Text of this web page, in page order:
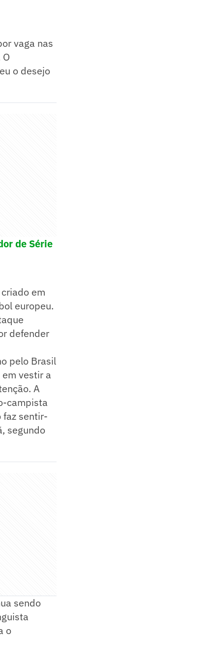
vaga nas
o desejo
de Série
em
europeu.
defender
pelo Brasil
vestir a
A
campista
faz sentir-
segundo
sendo
o